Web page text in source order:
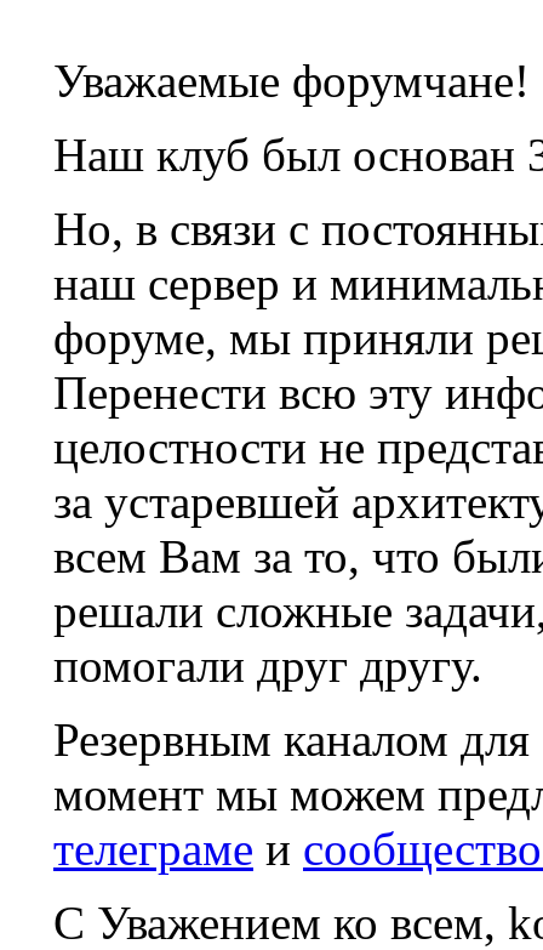
Уважаемые форумчане!
Наш клуб был основан
Но, в связи с
наш сервер и
форуме, мы приняли
Перенести всю эту
целостности не
за устаревшей
всем Вам за то, что
решали сложные
помогали друг другу.
Резервным каналом
момент мы можем
телеграме и
С Уважением ко всем,